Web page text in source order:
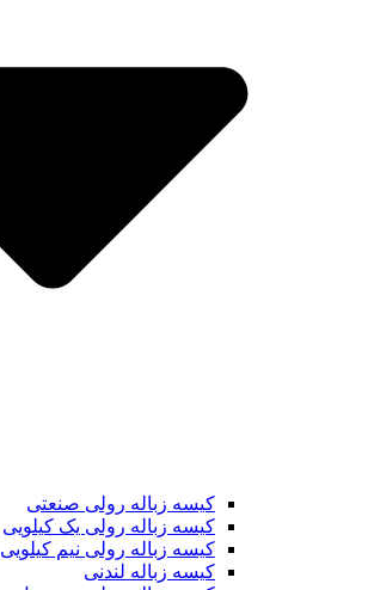
کیسه زباله رولی صنعتی
کیسه زباله رولی یک کیلویی
کیسه زباله رولی نیم کیلویی
کیسه زباله لندنی